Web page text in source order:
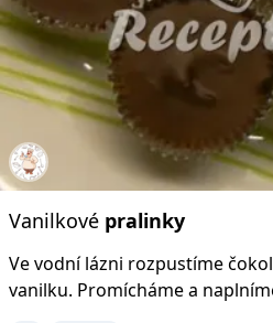
Vanilkové pralinky
Ve vodní lázni rozpustíme
vanilku. Promícháme a